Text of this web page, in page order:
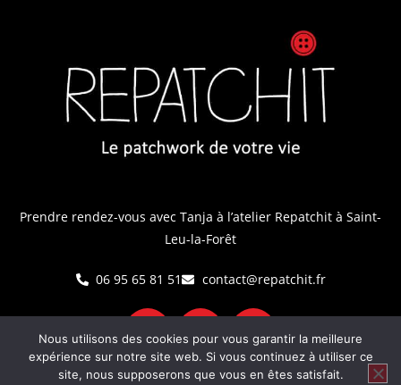
Prendre rendez-vous avec Tanja à l’atelier Repatchit à Saint-
Leu-la-Forêt
06 95 65 81 51 contact@repatchit.fr
Nous utilisons des cookies pour vous garantir la meilleure
expérience sur notre site web. Si vous continuez à utiliser ce
site, nous supposerons que vous en êtes satisfait.